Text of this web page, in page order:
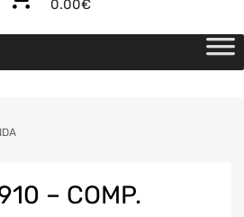
0.00€
– COMP.